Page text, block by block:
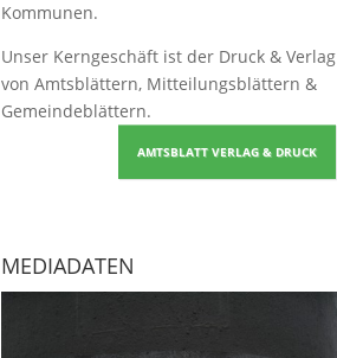
Kommunen.
Unser Kerngeschäft ist der Druck & Verlag
von Amtsblättern, Mitteilungsblättern &
Gemeindeblättern.
AMTSBLATT VERLAG & DRUCK
MEDIADATEN